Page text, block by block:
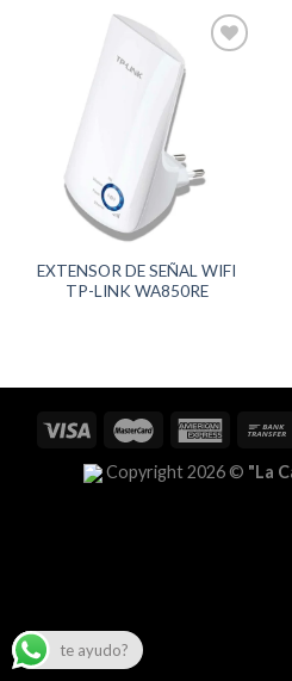
EXTENSOR DE SEÑAL WIFI
TP-LINK WA850RE
Copyright 2026 © "La
te ayudo?